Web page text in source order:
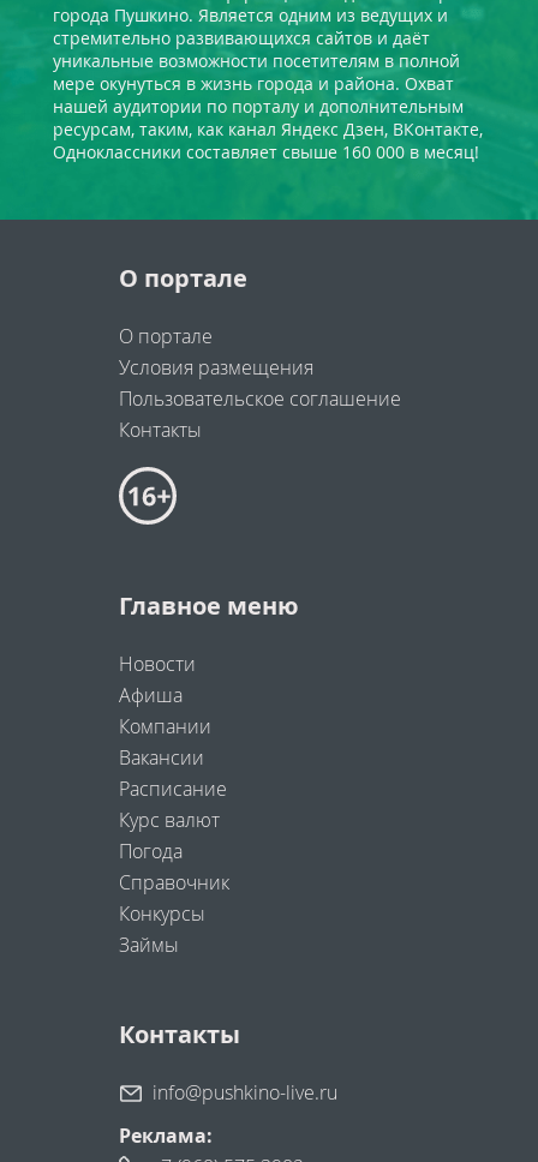
города Пушкино. Является одним из ведущих и
стремительно развивающихся сайтов и даёт
уникальные возможности посетителям в полной
мере окунуться в жизнь города и района. Охват
нашей аудитории по порталу и дополнительным
ресурсам, таким, как канал Яндекс Дзен, ВКонтакте,
Одноклассники составляет свыше 160 000 в месяц!
О портале
О портале
Условия размещения
Пользовательское соглашение
Контакты
Главное меню
Новости
Афиша
Компании
Вакансии
Расписание
Курс валют
Погода
Справочник
Конкурсы
Займы
Контакты
info@pushkino-live.ru
Реклама: